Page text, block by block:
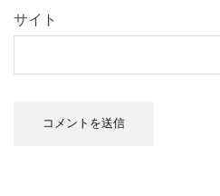
サイト